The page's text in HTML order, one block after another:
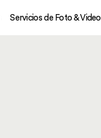
Servicios de Foto & Video